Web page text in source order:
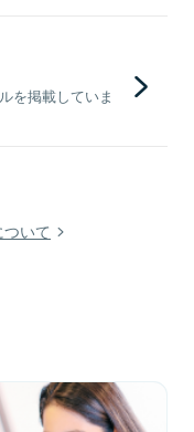
を掲載していま
いて